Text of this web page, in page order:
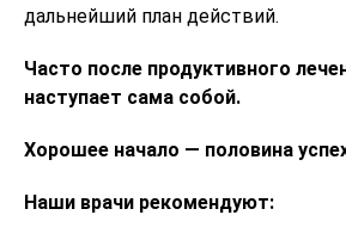
дальнейший план действий.
Часто после продуктивного
наступает сама собой.
Хорошее начало — половина
Наши врачи рекомендуют: